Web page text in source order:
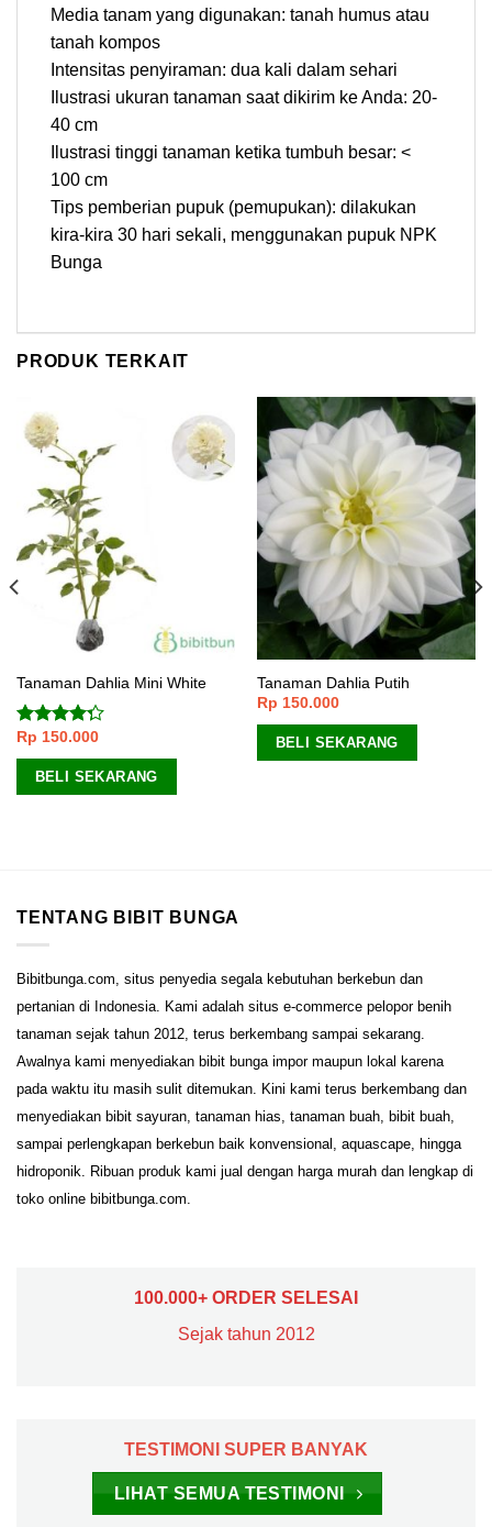
Media tanam yang digunakan: tanah humus atau
tanah kompos
Intensitas penyiraman: dua kali dalam sehari
Ilustrasi ukuran tanaman saat dikirim ke Anda: 20-
40 cm
Ilustrasi tinggi tanaman ketika tumbuh besar: <
100 cm
Tips pemberian pupuk (pemupukan): dilakukan
kira-kira 30 hari sekali, menggunakan pupuk NPK
Bunga
PRODUK TERKAIT
Tanaman Dahlia Mini White
Dinilai
4.00dari
Rp 150.000
BELI SEKARANG
Tanaman Dahlia Putih
Rp 150.000
BELI SEKARANG
TENTANG BIBIT BUNGA
Bibitbunga.com, situs penyedia segala kebutuhan berkebun dan
pertanian di Indonesia. Kami adalah situs e-commerce pelopor benih
tanaman sejak tahun 2012, terus berkembang sampai sekarang.
Awalnya kami menyediakan bibit bunga impor maupun lokal karena
pada waktu itu masih sulit ditemukan. Kini kami terus berkembang dan
menyediakan bibit sayuran, tanaman hias, tanaman buah, bibit buah,
sampai perlengkapan berkebun baik konvensional, aquascape, hingga
hidroponik. Ribuan produk kami jual dengan harga murah dan lengkap di
toko online bibitbunga.com.
100.000+ ORDER SELESAI
Sejak tahun 2012
TESTIMONI SUPER BANYAK
LIHAT SEMUA TESTIMONI